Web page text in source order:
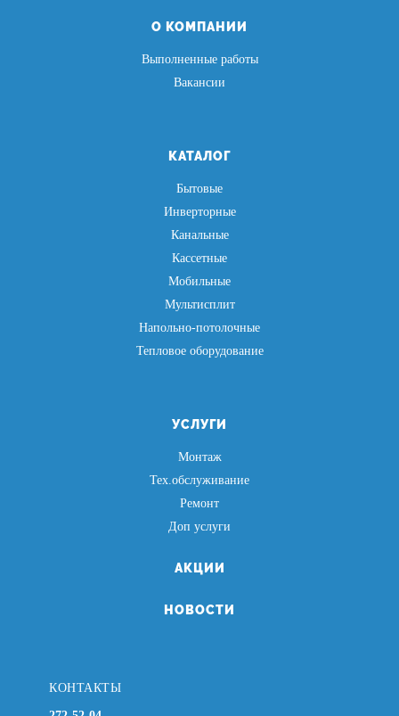
О КОМПАНИИ
Выполненные работы
Вакансии
КАТАЛОГ
Бытовые
Инверторные
Канальные
Кассетные
Мобильные
Мультисплит
Напольно-потолочные
Тепловое оборудование
УСЛУГИ
Монтаж
Тех.обслуживание
Ремонт
Доп услуги
АКЦИИ
НОВОСТИ
КОНТАКТЫ